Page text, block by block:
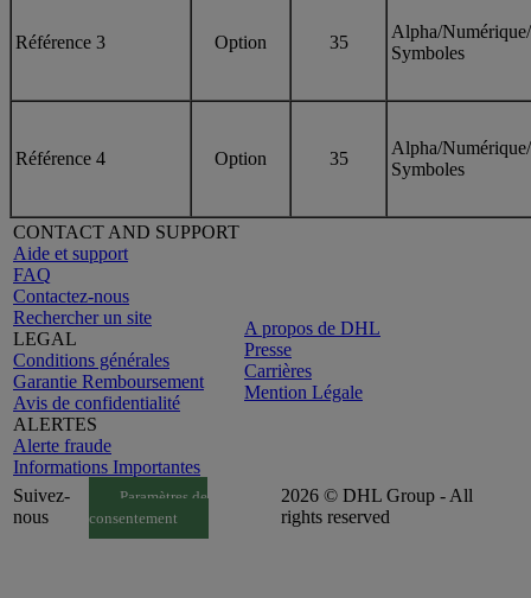
Référence 3 Option 35
Alpha/Numérique/
Symboles
Référence 4 Option 35
Alpha/Numérique/
Symboles
CONTACT AND SUPPORT
Aide et support
FAQ
Contactez-nous
Rechercher un site
LEGAL
Conditions générales
Garantie Remboursement
Avis de confidentialité
ALERTES
Alerte fraude
Informations Importantes
A propos de DHL
Presse
Carrières
Mention Légale
Suivez-
nous
Paramètres de
consentement
2026 © DHL Group - All
rights reserved